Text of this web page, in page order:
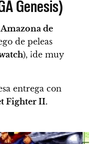
Genesis)
Amazona de
de peleas
), ¡de muy
entrega con
Fighter II.